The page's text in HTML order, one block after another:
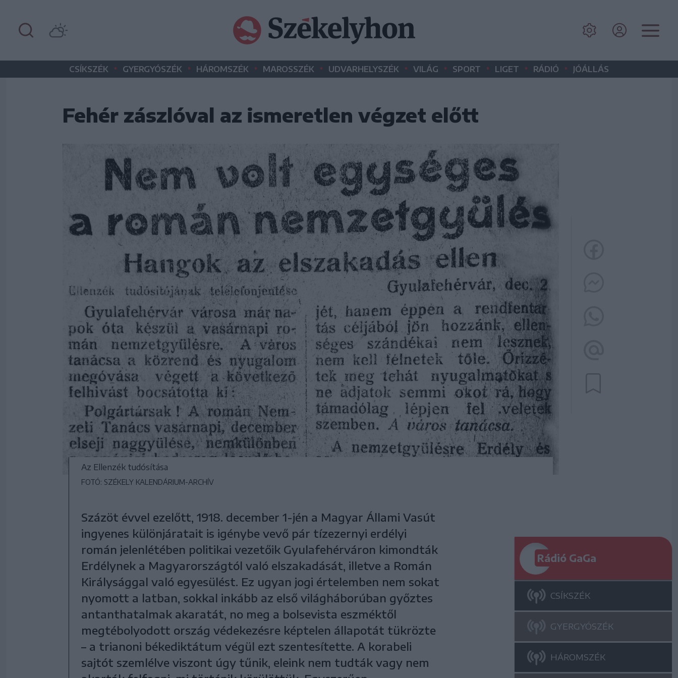
CSÍKSZÉK • GYERGYÓSZÉK • HÁROMSZÉK • MAROSSZÉK • UDVARHELYSZÉK • VILÁG • SPORT • LIGET • RÁDIÓ • JÓÁLLÁS
Fehér zászlóval az ismeretlen végzet előtt
Az Ellenzék tudósítása
FOTÓ: SZÉKELY KALENDÁRIUM-ARCHÍV
Százöt évvel ezelőtt, 1918. december 1-jén a Magyar Állami Vasút
ingyenes különjáratait is igénybe vevő pár tízezernyi erdélyi
román jelenlétében politikai vezetőik Gyulafehérváron kimondták
Erdélynek a Magyarországtól való elszakadását, illetve a Román
Királysággal való egyesülést. Ez ugyan jogi értelemben nem sokat
nyomott a latban, sokkal inkább az első világháborúban győztes
antanthatalmak akaratát, no meg a bolsevista eszméktől
megtébolyodott ország védekezésre képtelen állapotát tükrözte
– a trianoni békediktátum végül ezt szentesítette. A korabeli
sajtót szemlélve viszont úgy tűnik, eleink nem tudták vagy nem
Rádió GaGa
CSÍKSZÉK
GYERGYÓSZÉK
HÁROMSZÉK